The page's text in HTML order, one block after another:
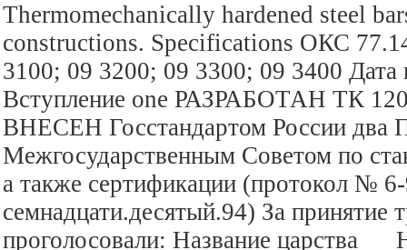
Thermomechanically hardened steel
constructions. Specifications ОКС
3100; 09 3200; 09 3300; 09 3400
Вступление one РАЗРАБОТАН ТК 120
ВНЕСЕН Госстандартом России
Межгосударственным Советом по
а также сертификации (протокол №
семнадцати.десятый.94) За принятие
проголосовали: Название царства